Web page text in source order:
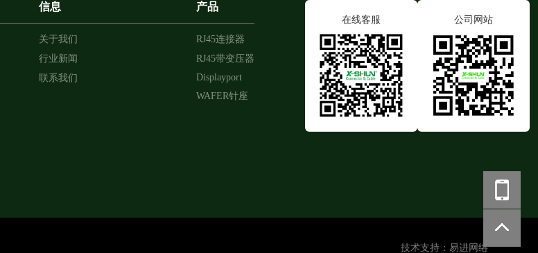
信息
关于我们
行业新闻
联系我们
产品
RJ45连接器
RJ45带变压器
Displayport
WAFER针座
在线客服 公司网站
技术支持： 易进网络